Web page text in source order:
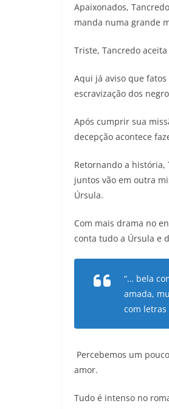
Apaixonados,
manda numa grande
Triste, Tancredo
Aqui já aviso que
escravização dos
Após cumprir sua
decepção acontece
Retornando a história,
juntos vão em outra
Úrsula.
Com mais drama no
conta tudo a Úrsula e
“… bela
amada,
com letras
Percebemos um
amor.
Tudo é intenso no